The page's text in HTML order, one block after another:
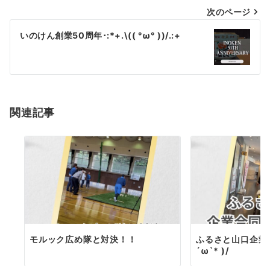
ビ
ゲ
シ
ン
次のページ
いのけん創業50周年･:*+.\(( °ω° ))/.:+
関連記事
モルック広め隊と対決！！
ふるさと山口企
´ω`* )/